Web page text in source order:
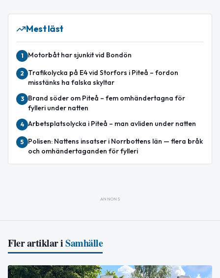
Mest läst
1 Motorbåt har sjunkit vid Bondön
2
Trafikolycka på E4 vid Storfors i Piteå – fordon
misstänks ha falska skyltar
3
Brand söder om Piteå – fem omhändertagna för
fylleri under natten
4 Arbetsplatsolycka i Piteå – man avliden under natten
5
Polisen: Nattens insatser i Norrbottens län — flera bråk
och omhändertaganden för fylleri
ANNONS
Fler artiklar iSamhälle